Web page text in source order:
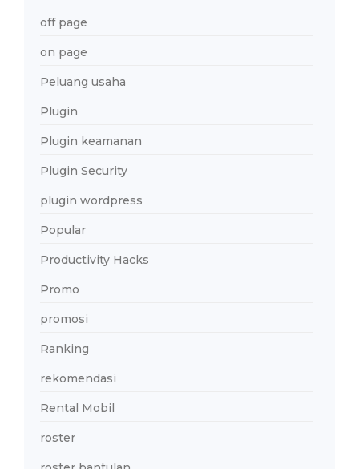
off page
on page
Peluang usaha
Plugin
Plugin keamanan
Plugin Security
plugin wordpress
Popular
Productivity Hacks
Promo
promosi
Ranking
rekomendasi
Rental Mobil
roster